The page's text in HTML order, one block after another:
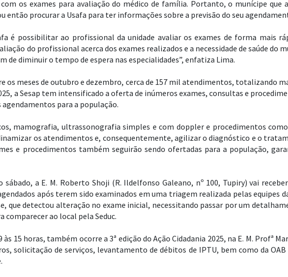
os exames para avaliação do médico de família. Portanto, o munícipe
então procurar a Usafa para ter informações sobre a previsão do seu
é possibilitar ao profissional da unidade avaliar os exames de forma mais
do profissional acerca dos exames realizados e a necessidade de saúde do
diminuir o tempo de espera nas especialidades”, enfatiza Lima.
os meses de outubro e dezembro, cerca de 157 mil atendimentos, totalizando
a Sesap tem intensificado a oferta de inúmeros exames, consultas e
para a população.
mamografia, ultrassonografia simples e com doppler e procedimentos
os atendimentos e, consequentemente, agilizar o diagnóstico e o
e procedimentos também seguirão sendo ofertadas para a população,
sábado, a E. M. Roberto Shoji (R. Ildelfonso Galeano, nº 100, Tupiry) vai
após terem sido examinados em uma triagem realizada pelas equipes da
que detectou alteração no exame inicial, necessitando passar por um
comparecer ao local pela Seduc.
às 15 horas, também ocorre a 3ª edição do Ação Cidadania 2025, na E. M. Profª
solicitação de serviços, levantamento de débitos de IPTU, bem como da